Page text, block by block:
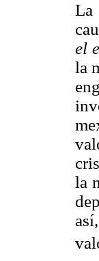
La
el
la
la